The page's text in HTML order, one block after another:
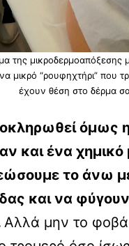
της μικροδερμοαπόξεσης
μικρό “ρουφηχτήρι” που
έχουν θέση στο δέρμα
όμως
και ένα χημικό
το άνω
και να
Αλλά μην το